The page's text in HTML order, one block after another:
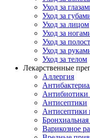
Уход за
Уход за
Уход за лицом
Уход за
Уход за
Уход за
Уход за телом
Лекарственные
Аллергия
Антибиотики
Антисептики
Антисептики
Бронхиальная
Варикозное